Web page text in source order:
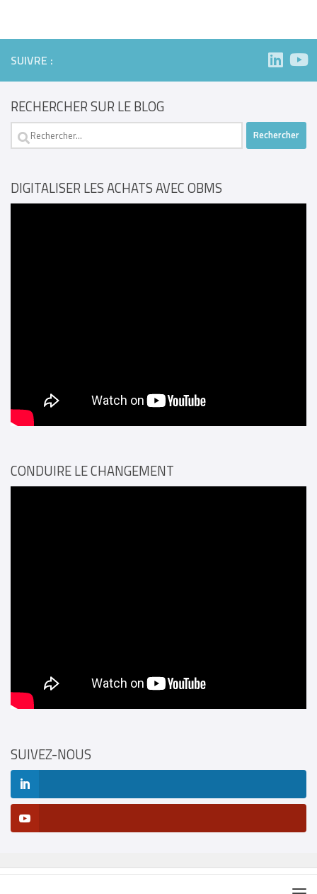
SUIVRE :
RECHERCHER SUR LE BLOG
Rechercher :
DIGITALISER LES ACHATS AVEC OBMS
CONDUIRE LE CHANGEMENT
SUIVEZ-NOUS